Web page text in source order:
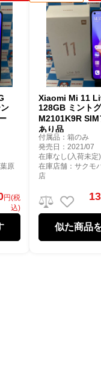
原
円(税
込)
Xiaomi Mi 11
128GB ミント
M2101K9R SIM
あり品
付属品：箱のみ
発売日：2021/07
在庫なし(入荷未定)
在庫店舗：サク
店
似た商品